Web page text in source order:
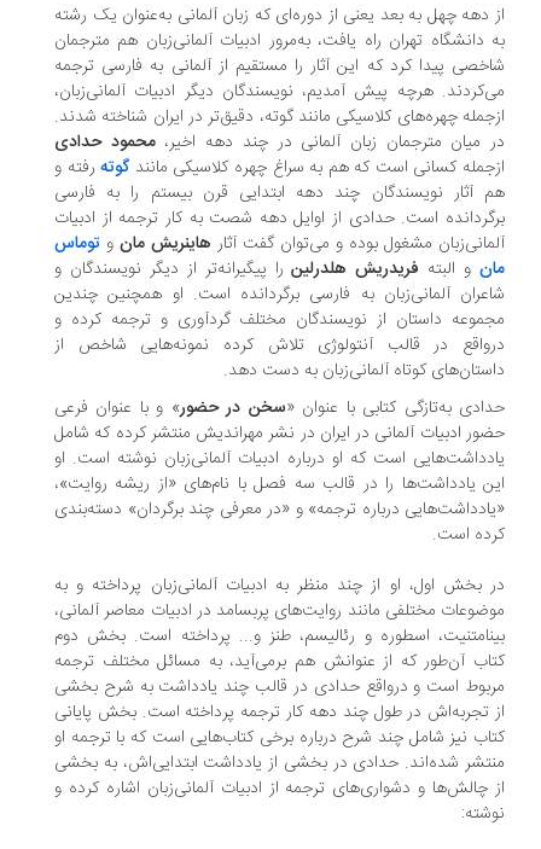
دهه چهل به بعد یعنی از دوره‌ای که زبان آلمانی به‌عنوان یک رشته
دانشگاه تهران راه یافت، به‌مرور ادبیات آلمانی‌زبان هم مترجمان
پیدا کرد که این آثار را مستقیم از آلمانی به فارسی ترجمه
هرچه پیش آمدیم، نویسندگان دیگر ادبیات آلمانی‌زبان،
چهره‌های کلاسیکی مانند گوته، دقیق‌تر در ایران شناخته شدند.
میان مترجمان زبان آلمانی در چند دهه اخیر، محمود حدادی
کسانی است که هم به سراغ چهره کلاسیکی مانندگوتهرفته و
آثار نویسندگان چند دهه ابتدایی قرن بیستم را به فارسی
است. حدادی از اوایل دهه شصت به کار ترجمه از ادبیات
مشغول بوده و می‌توان گفت آثارهاینریش مانو توماس
و البتهفریدریش هلدرلینرا پیگیرانه‌تر از دیگر نویسندگان و
آلمانی‌زبان به فارسی برگردانده است. او همچنین چندین
داستان از نویسندگان مختلف گردآوری و ترجمه کرده و
در قالب آنتولوژی تلاش کرده نمونه‌هایی شاخص از
کوتاه آلمانی‌زبان به دست دهد.
به‌تازگی کتابی با عنوان «سخن در حضور» و با عنوان فرعی
ادبیات آلمانی در ایران در نشر مهراندیش منتشر کرده که شامل
است که او درباره ادبیات آلمانی‌زبان نوشته است. او
یادداشت‌ها را در قالب سه فصل با نام‌های «از ریشه‌ روایت»،
درباره ترجمه» و «در معرفی چند برگردان» دسته‌بندی
است.
بخش اول، او از چند منظر به ادبیات آلمانی‌زبان پرداخته و به
مختلفی مانند روایت‌های پربسامد در ادبیات معاصر آلمانی،
اسطوره و رئالیسم، طنز و... پرداخته است. بخش دوم
آن‌طور که از عنوانش هم برمی‌آید، به مسائل مختلف ترجمه
است و درواقع حدادی در قالب چند یادداشت به شرح بخشی
تجربه‌اش در طول چند دهه کار ترجمه پرداخته است. بخش پایانی
نیز شامل چند شرح درباره برخی کتاب‌هایی است که با ترجمه او
شده‌اند. حدادی در بخشی از یادداشت ابتدایی‌اش، به بخشی
چالش‌ها و دشوار‌ی‌های ترجمه از ادبیات آلمانی‌زبان اشاره کرده و